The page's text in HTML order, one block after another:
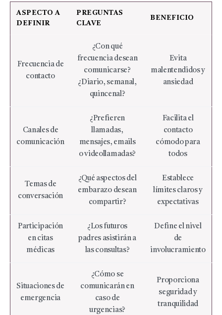
ASPECTO A
DEFINIR
PREGUNTAS
CLAVE
BENEFICIO
Frecuencia de
contacto
¿Con qué
frecuencia desean
comunicarse?
¿Diario, semanal,
quincenal?
Evita
malentendidos y
ansiedad
Canales de
comunicación
¿Prefieren
llamadas,
mensajes, emails
o videollamadas?
Facilita el
contacto
cómodo para
todos
Temas de
conversación
¿Qué aspectos del
embarazo desean
compartir?
Establece
límites claros y
expectativas
Participación
en citas
médicas
¿Los futuros
padres asistirán a
las consultas?
Define el nivel
de
involucramiento
Situaciones de
emergencia
¿Cómo se
comunicarán en
caso de
urgencias?
Proporciona
seguridad y
tranquilidad